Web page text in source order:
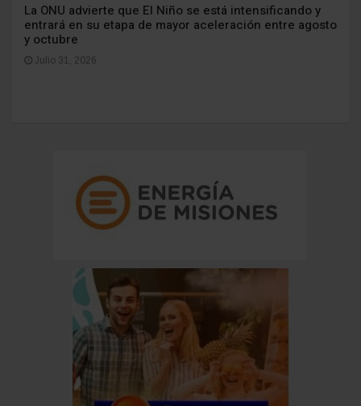
La ONU advierte que El Niño se está intensificando y
entrará en su etapa de mayor aceleración entre agosto
y octubre
Julio 31, 2026